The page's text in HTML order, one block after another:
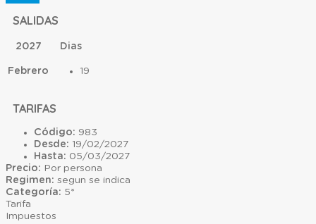
SALIDAS
2027 Dias
Febrero 19
TARIFAS
Código: 983
Desde: 19/02/2027
Hasta: 05/03/2027
Precio: Por persona
Regimen: segun se indica
Categoría: 5*
Tarifa
Impuestos